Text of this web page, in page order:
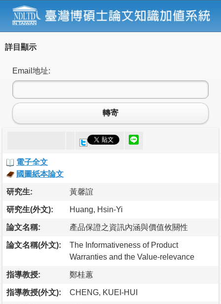
詳目顯示
Email地址:
轉寄
電子全文
國圖紙本論文
研究生: 黃馨誼
研究生(外文): Huang, Hsin-Yi
論文名稱: 產品保證之資訊內涵與價值攸關性
論文名稱(外文):
The Informativeness of Product
Warranties and the Value-relevance
指導教授: 鄭桂蕙
指導教授(外文): CHENG, KUEI-HUI